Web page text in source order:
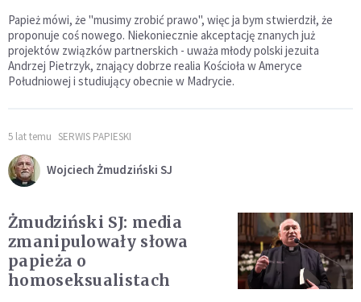
Papież mówi, że "musimy zrobić prawo", więc ja bym stwierdził, że
proponuje coś nowego. Niekoniecznie akceptację znanych już
projektów związków partnerskich - uważa młody polski jezuita
Andrzej Pietrzyk, znający dobrze realia Kościoła w Ameryce
Południowej i studiujący obecnie w Madrycie.
5 lat temu SERWIS PAPIESKI
Wojciech Żmudziński SJ
Żmudziński SJ: media
zmanipulowały słowa
papieża o
homoseksualistach